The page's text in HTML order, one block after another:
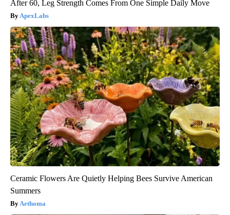
After 60, Leg Strength Comes From One Simple Daily Move
ApexLabs
Ceramic Flowers Are Quietly Helping Bees Survive American
Summers
Aethoma